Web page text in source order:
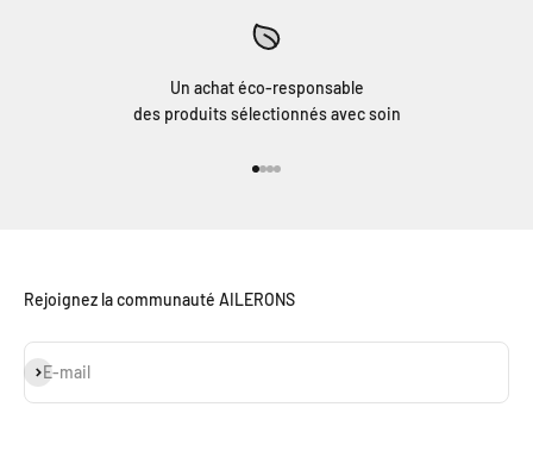
Un achat éco-responsable
des produits sélectionnés avec soin
Rejoignez la communauté AILERONS
E-mail
S'inscrire